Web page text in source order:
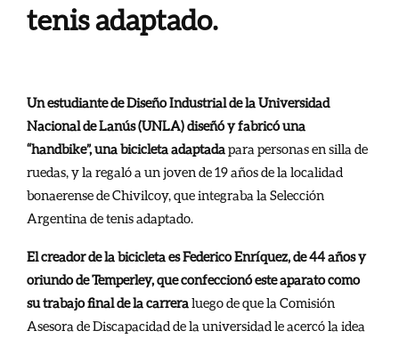
tenis adaptado.
Un estudiante de Diseño Industrial de la Universidad
Nacional de Lanús (UNLA) diseñó y fabricó una
“handbike”, una bicicleta adaptadapara personas en silla de
ruedas, y la regaló a un joven de 19 años de la localidad
bonaerense de Chivilcoy, que integraba la Selección
Argentina de tenis adaptado.
El creador de la bicicleta es Federico Enríquez, de 44 años y
oriundo de Temperley, que confeccionó este aparato como
su trabajo final de la carreraluego de que la Comisión
Asesora de Discapacidad de la universidad le acercó la idea